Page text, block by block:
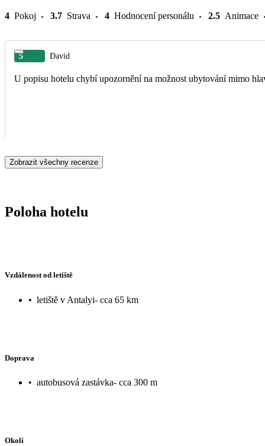
4 Pokoj 3.7 Strava 4 Hodnocení personálu 2.5 Animace
5 David
U popisu hotelu chybí upozornění na možnost ubytování mimo
Zobrazit všechny recenze
Poloha hotelu
Vzdálenost od letiště
• letiště v Antalyi- cca 65 km
Doprava
• autobusová zastávka- cca 300 m
Okolí